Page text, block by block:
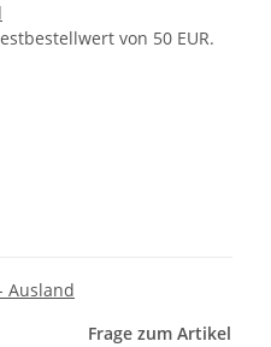
von 50 EUR.
Ausland
Frage zum Artikel